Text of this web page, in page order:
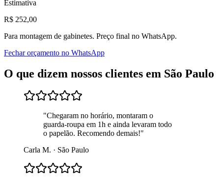
Estimativa
R$ 252,00
Para montagem de gabinetes. Preço final no WhatsApp.
Fechar orçamento no WhatsApp
O que dizem nossos clientes em São Paulo
"Chegaram no horário, montaram o
guarda-roupa em 1h e ainda levaram todo
o papelão. Recomendo demais!"
Carla M. · São Paulo